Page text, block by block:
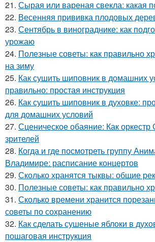
21. Сырая или вареная свекла: какая
22. Весенняя прививка плодовых
23. Сентябрь в винограднике: как
урожаю
24. Полезные советы: как правильно
на зиму
25. Как сушить шиповник в домашних
правильно: простая инструкция
26. Как сушить шиповник в духовке:
для домашних условий
27. Сценическое обаяние: Как оркестр
зрителей
28. Когда и где посмотреть группу
Владимире: расписание концертов
29. Сколько хранятся тыквы: общие
30. Полезные советы: как правильно
31. Сколько времени хранится
советы по сохранению
32. Как сделать сушеные яблоки в
пошаговая инструкция